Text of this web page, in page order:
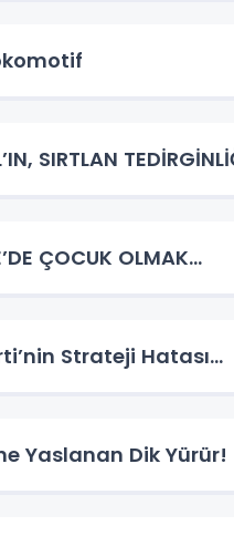
SIRTLAN
ÇOCUK OLMAK…
Strateji Hatası…
Yaslanan Dik Yürür!